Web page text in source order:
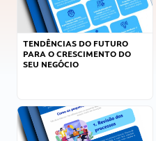
TENDÊNCIAS DO FUTURO
PARA O CRESCIMENTO DO
SEU NEGÓCIO